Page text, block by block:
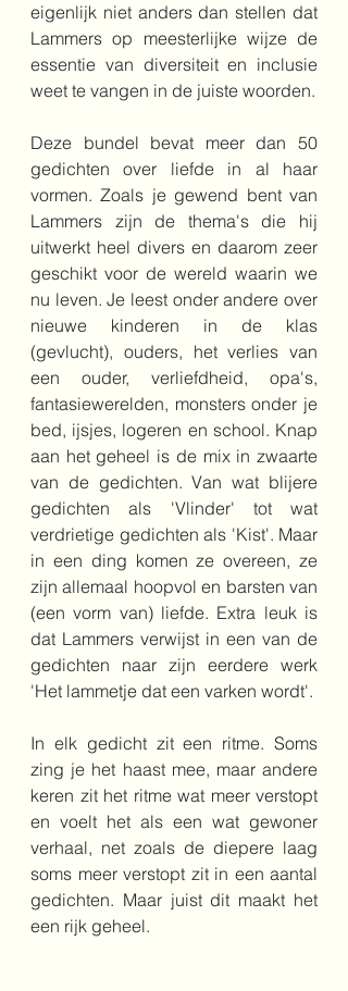
eigenlijk niet anders dan stellen dat
Lammers op meesterlijke wijze de
essentie van diversiteit en inclusie
weet te vangen in de juiste woorden.
Deze bundel bevat meer dan 50
gedichten over liefde in al haar
vormen. Zoals je gewend bent van
Lammers zijn de thema's die hij
uitwerkt heel divers en daarom zeer
geschikt voor de wereld waarin we
nu leven. Je leest onder andere over
nieuwe kinderen in de klas
(gevlucht), ouders, het verlies van
een ouder, verliefdheid, opa's,
fantasiewerelden, monsters onder je
bed, ijsjes, logeren en school. Knap
aan het geheel is de mix in zwaarte
van de gedichten. Van wat blijere
gedichten als 'Vlinder' tot wat
verdrietige gedichten als 'Kist'. Maar
in een ding komen ze overeen, ze
zijn allemaal hoopvol en barsten van
(een vorm van) liefde. Extra leuk is
dat Lammers verwijst in een van de
gedichten naar zijn eerdere werk
'Het lammetje dat een varken wordt'.
In elk gedicht zit een ritme. Soms
zing je het haast mee, maar andere
keren zit het ritme wat meer verstopt
en voelt het als een wat gewoner
verhaal, net zoals de diepere laag
soms meer verstopt zit in een aantal
gedichten. Maar juist dit maakt het
een rijk geheel.